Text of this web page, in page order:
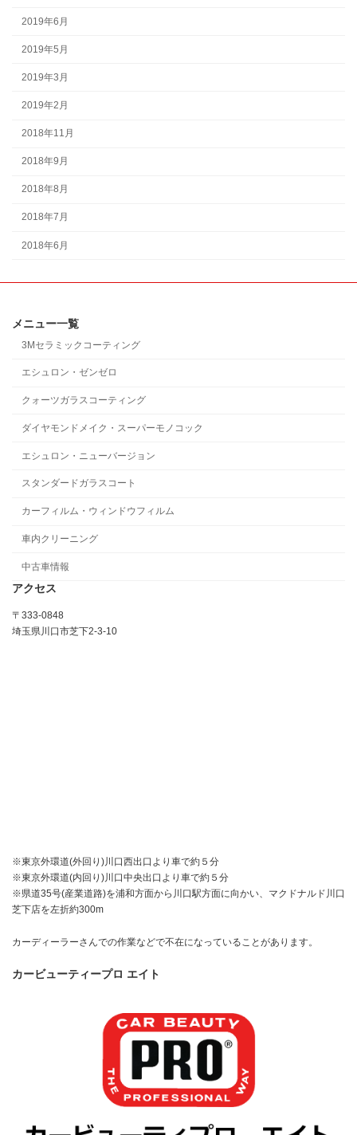
2019年6月
2019年5月
2019年3月
2019年2月
2018年11月
2018年9月
2018年8月
2018年7月
2018年6月
メニュー一覧
3Mセラミックコーティング
エシュロン・ゼンゼロ
クォーツガラスコーティング
ダイヤモンドメイク・スーパーモノコック
エシュロン・ニューバージョン
スタンダードガラスコート
カーフィルム・ウィンドウフィルム
車内クリーニング
中古車情報
アクセス
〒333-0848
埼玉県川口市芝下2-3-10
※東京外環道(外回り)川口西出口より車で約５分
※東京外環道(内回り)川口中央出口より車で約５分
※県道35号(産業道路)を浦和方面から川口駅方面に向かい、マクドナルド川口
芝下店を左折約300m
カーディーラーさんでの作業などで不在になっていることがあります。
カービューティープロ エイト